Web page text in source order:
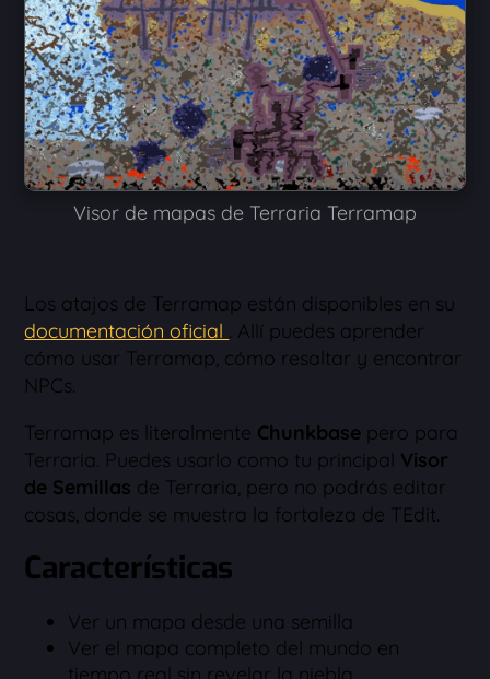
Visor de mapas de Terraria Terramap
Los atajos de Terramap están disponibles en su
documentación oficial . Allí puedes aprender
cómo usar Terramap, cómo resaltar y encontrar
NPCs.
Terramap es literalmente Chunkbase pero para
Terraria. Puedes usarlo como tu principal Visor
de Semillas de Terraria, pero no podrás editar
cosas, donde se muestra la fortaleza de TEdit.
Características
Ver un mapa desde una semilla
Ver el mapa completo del mundo en